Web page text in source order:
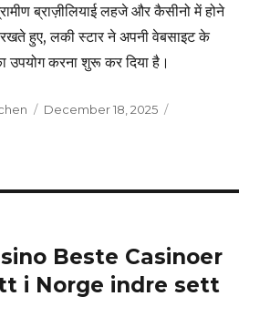
ब्राज़ीलियाई लहजे और कैसीनो में होने
रखते हुए, लकी स्टार ने अपनी वेबसाइट के
उपयोग करना शुरू कर दिया है।
Posted
December 18, 2025
Beste Casinoer
i Norge indre sett